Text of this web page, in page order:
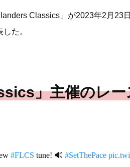
Classics」が2023年2月23
た。
」主催のレー
#FLCS tune! 🔊 #SetThePace